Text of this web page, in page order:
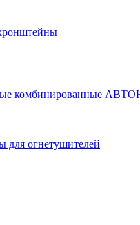
комбинированные
для огнетушителей